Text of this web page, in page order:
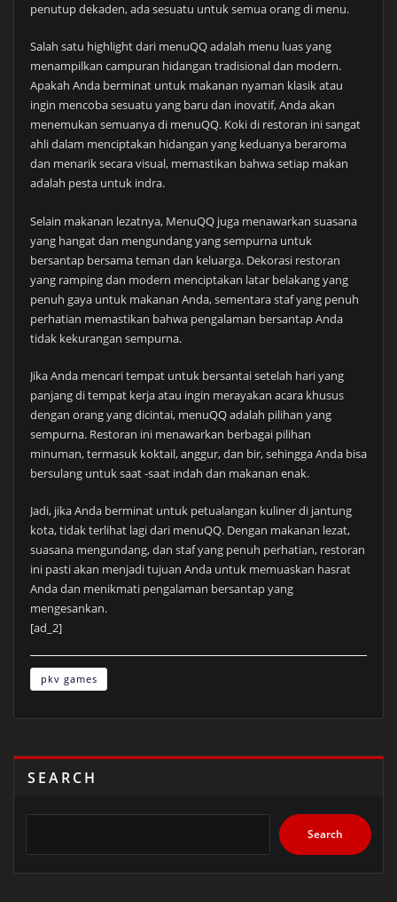
penutup dekaden, ada sesuatu untuk semua orang di menu.
Salah satu highlight dari menuQQ adalah menu luas yang
menampilkan campuran hidangan tradisional dan modern.
Apakah Anda berminat untuk makanan nyaman klasik atau
ingin mencoba sesuatu yang baru dan inovatif, Anda akan
menemukan semuanya di menuQQ. Koki di restoran ini sangat
ahli dalam menciptakan hidangan yang keduanya beraroma
dan menarik secara visual, memastikan bahwa setiap makan
adalah pesta untuk indra.
Selain makanan lezatnya, MenuQQ juga menawarkan suasana
yang hangat dan mengundang yang sempurna untuk
bersantap bersama teman dan keluarga. Dekorasi restoran
yang ramping dan modern menciptakan latar belakang yang
penuh gaya untuk makanan Anda, sementara staf yang penuh
perhatian memastikan bahwa pengalaman bersantap Anda
tidak kekurangan sempurna.
Jika Anda mencari tempat untuk bersantai setelah hari yang
panjang di tempat kerja atau ingin merayakan acara khusus
dengan orang yang dicintai, menuQQ adalah pilihan yang
sempurna. Restoran ini menawarkan berbagai pilihan
minuman, termasuk koktail, anggur, dan bir, sehingga Anda bisa
bersulang untuk saat -saat indah dan makanan enak.
Jadi, jika Anda berminat untuk petualangan kuliner di jantung
kota, tidak terlihat lagi dari menuQQ. Dengan makanan lezat,
suasana mengundang, dan staf yang penuh perhatian, restoran
ini pasti akan menjadi tujuan Anda untuk memuaskan hasrat
Anda dan menikmati pengalaman bersantap yang
mengesankan.
[ad_2]
pkv games
SEARCH
Search